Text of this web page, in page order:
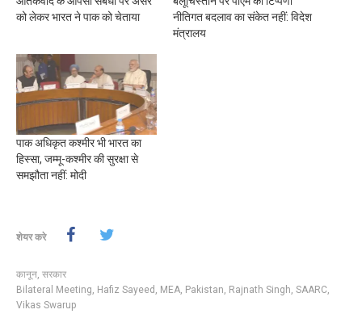
को लेकर भारत ने पाक को चेताया
नीतिगत बदलाव का संकेत नहीं: विदेश
मंत्रालय
पाक अधिकृत कश्मीर भी भारत का
हिस्सा, जम्मू-कश्मीर की सुरक्षा से
समझौता नहीं: मोदी
शेयर करे
कानून, सरकार
Bilateral Meeting, Hafiz Sayeed , MEA, Pakistan, Rajnath Singh, SAARC,
Vikas Swarup